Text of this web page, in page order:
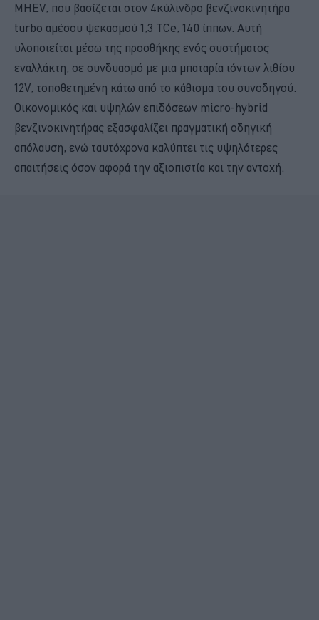
MHEV, που βασίζεται στον 4κύλινδρο βενζινοκινητήρα
turbo αμέσου ψεκασμού 1,3 TCe, 140 ίππων. Αυτή
υλοποιείται μέσω της προσθήκης ενός συστήματος
εναλλάκτη, σε συνδυασμό με μια μπαταρία ιόντων λιθίου
12V, τοποθετημένη κάτω από το κάθισμα του συνοδηγού.
Οικονομικός και υψηλών επιδόσεων micro-hybrid
βενζινοκινητήρας εξασφαλίζει πραγματική οδηγική
απόλαυση, ενώ ταυτόχρονα καλύπτει τις υψηλότερες
απαιτήσεις όσον αφορά την αξιοπιστία και την αντοχή.